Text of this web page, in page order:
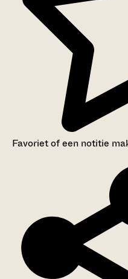
Favoriet of een notitie